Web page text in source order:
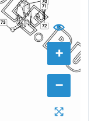
+
−
70
71
72
73